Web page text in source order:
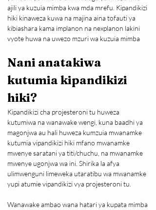
ajili ya kuzuia mimba kwa mda mrefu. Kipandikizi
hiki kinaweza kuwa na majina aina tofauti ya
kibiashara kama implanon na nexplanon lakini
vyote huwa na uwezo mzuri wa kuzuia mimba
Nani anatakiwa
kutumia kipandikizi
hiki?
Kipandikizi cha projesteroni tu huweza
kutumiwa na wanawake wengi, kuna baadhi ya
magonjwa au hali huweza kumzuia mwanamke
kutumia vipandikizi hiki mfano mwanamke
mwenye saratani ya titi/chuchu, na mwanamke
mwenye ugonjwa wa ini. Shirika la afya
ulimwenguni limeweka utaratibu wa mwanamke
yupi atumie vipandikizi vya projesteroni tu.
Wanawake ambao wana hatari ya kupata mimba